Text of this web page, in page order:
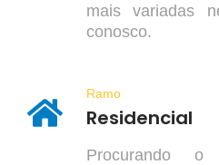
mais variadas
conosco.
Ramo
Residencial
Procurando